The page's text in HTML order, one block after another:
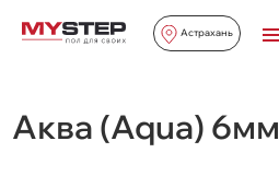
Астрахань
Аква (Aqua) 6мм